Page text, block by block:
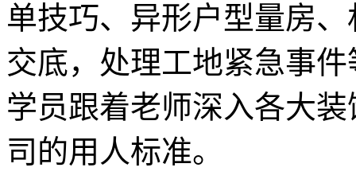
单技巧、异形户型量房
交底，处理工地紧急事
学员跟着老师深入各大
司的用人标准。